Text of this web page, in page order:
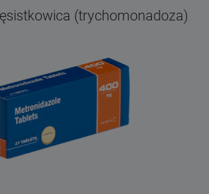
(trychomonadoza)